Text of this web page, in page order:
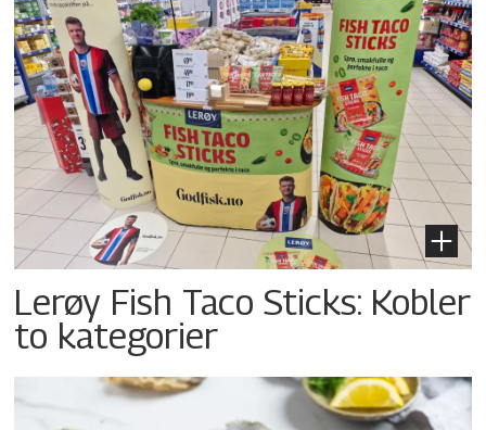
Lerøy Fish Taco Sticks: Kobler
to kategorier